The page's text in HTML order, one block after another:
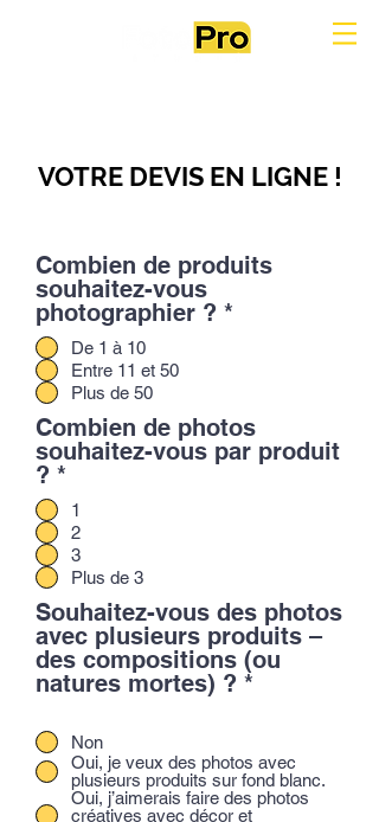
VOTRE DEVIS EN LIGNE !
Combien de produits
souhaitez-vous
photographier ? *
De 1 à 10
Entre 11 et 50
Plus de 50
Combien de photos
souhaitez-vous par produit
? *
1
2
3
Plus de 3
Souhaitez-vous des photos
avec plusieurs produits –
des compositions (ou
natures mortes) ? *
Non
Oui, je veux des photos avec
plusieurs produits sur fond blanc.
Oui, j’aimerais faire des photos
créatives avec décor et